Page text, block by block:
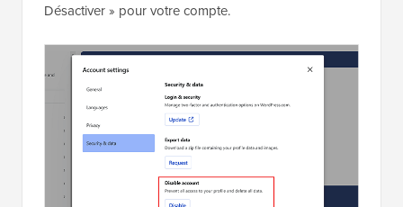
Désactiver » pour votre compte.